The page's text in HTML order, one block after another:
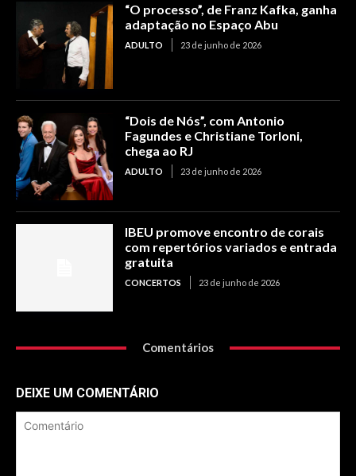
“O processo”, de Franz Kafka, ganha
adaptação no Espaço Abu
ADULTO 23 de junho de 2026
“Dois de Nós”, com Antonio
Fagundes e Christiane Torloni,
chega ao RJ
ADULTO 23 de junho de 2026
IBEU promove encontro de corais
com repertórios variados e entrada
gratuita
CONCERTOS 23 de junho de 2026
Comentários
DEIXE UM COMENTÁRIO